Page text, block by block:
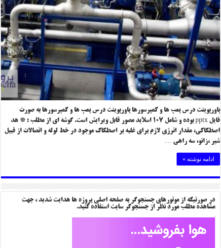
پاورپوینت درس پمپ ها و کمپرسورها پاورپوینت درس پمپ ها و کمپرسورها به صورت
فایل pptx بوده و شامل ۱۰۷ اسلاید مصور قابل ویرایش است. گوشه ای از مطلب : * هد
اصطکاکی، مقدار انرژی لازم برای غلبه بر اصطکاک موجود در خط لوله و اتصالات از قبیل
شیر ،زانو، سه راهی …
ادامه نوشته »
در صورتیکه از موتورهای جستجوگر به صفحه اصلی پروژه ها هدایت شدید ، جهت
مشاهده مطلب مورد نظر از جستجوگر سایت استفاده کنید.